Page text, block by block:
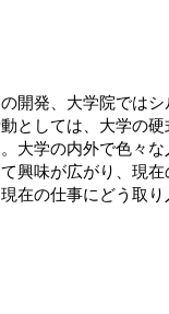
開発、大学院では
としては、大学の
大学の内外で色々
興味が広がり、現在
在の仕事にどう取